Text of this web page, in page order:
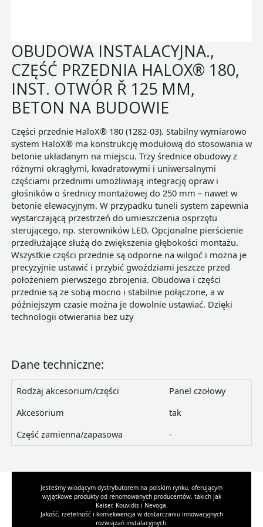
OBUDOWA INSTALACYJNA.,
CZĘŚĆ PRZEDNIA HALOX® 180,
INST. OTWÓR Ř 125 MM,
BETON NA BUDOWIE
Części przednie HaloX® 180 (1282-03). Stabilny wymiarowo
system HaloX® ma konstrukcję modułową do stosowania w
betonie układanym na miejscu. Trzy średnice obudowy z
różnymi okrągłymi, kwadratowymi i uniwersalnymi
częściami przednimi umożliwiają integrację opraw i
głośników o średnicy montażowej do 250 mm – nawet w
betonie elewacyjnym. W przypadku tuneli system zapewnia
wystarczającą przestrzeń do umieszczenia osprzętu
sterującego, np. sterowników LED. Opcjonalne pierścienie
przedłużające służą do zwiększenia głębokości montażu.
Wszystkie części przednie są odporne na wilgoć i można je
precyzyjnie ustawić i przybić gwoździami jeszcze przed
położeniem pierwszego zbrojenia. Obudowa i części
przednie są ze sobą mocno i stabilnie połączone, a w
późniejszym czasie można je dowolnie ustawiać. Dzięki
technologii otwierania bez uży
Dane techniczne:
Rodzaj akcesorium/części
Panel czołowy
Akcesorium
tak
Część zamienna/zapasowa
-
Jesteśmy wiodącym dystrybutorem na polskim rynku, oferującym
wyjątkowe produkty od renomowanych producentów, takich jak
Kaiser, Kouvidis i Nevoga.
Jakość, rzetelność i konsekwencja w dostarczaniu innowacyjnych
rozwiązań instalacyjnych.